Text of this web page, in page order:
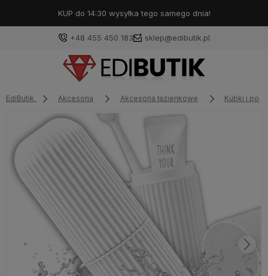
KUP do 14:30 wysyłka tego samego dnia!
+48 455 450 183 sklep@edibutik.pl
EdiButik Akcesoria Akcesoria łazienkowe Kubki i